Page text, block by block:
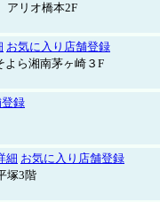
アリオ橋本2F
お気に入り店舗登録
ら湘南茅ヶ崎３F
録
細 お気に入り店舗登録
塚3階